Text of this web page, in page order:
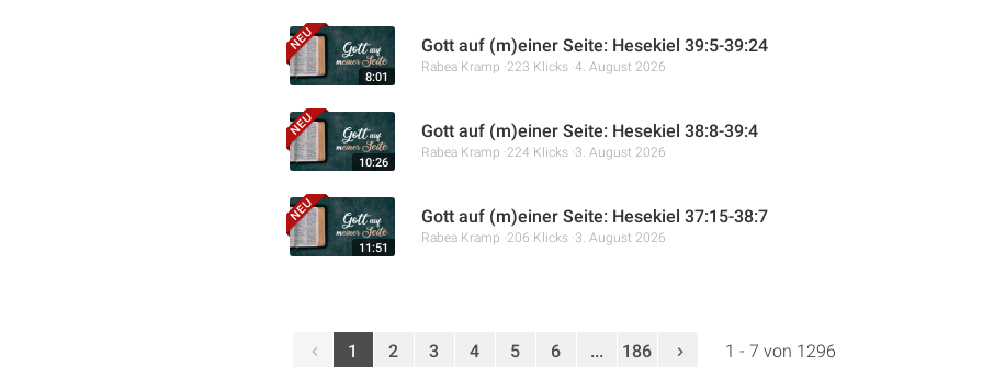
8:01
Gott auf (m)einer Seite: Hesekiel 39:5-39:24
Rabea Kramp 223 Klicks 4. August 2026
10:26
Gott auf (m)einer Seite: Hesekiel 38:8-39:4
Rabea Kramp 224 Klicks 3. August 2026
11:51
Gott auf (m)einer Seite: Hesekiel 37:15-38:7
Rabea Kramp 206 Klicks 3. August 2026
1 2 3 4 5 6 ... 186 1 - 7 von 1296